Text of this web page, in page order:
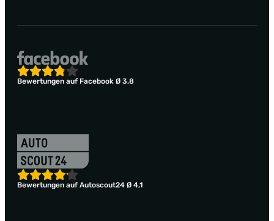
Bewertungen auf Facebook Ø 3,8
Bewertungen auf Autoscout24 Ø 4,1